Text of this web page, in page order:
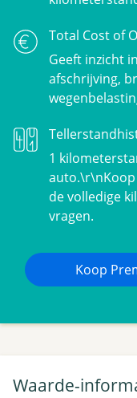
Total Cost of
Geeft inzicht
afschrijving,
1
auto.\r\nKoop
de volledige
vragen.
Koop
Waarde-